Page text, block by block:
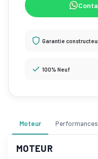
Garantie
100% Neuf
Moteur Performances
MOTEUR